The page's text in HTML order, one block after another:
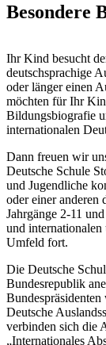
Besondere
Ihr Kind besucht
deutschsprachige
oder länger einen
möchten für Ihr
Bildungsbiografie
internationalen
Dann freuen wir
Deutsche Schule
und Jugendliche
oder einer anderen
Jahrgänge 2-11
und
Umfeld fort.
Die Deutsche
Bundesrepublik
Deutsche
verbinden sich die
„Internationales